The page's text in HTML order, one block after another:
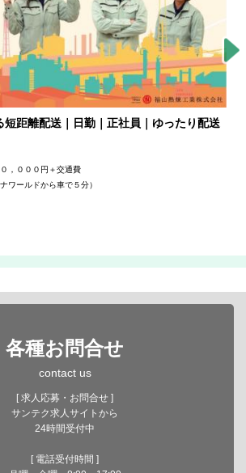
短距離配送｜日勤｜正社員｜ゆったり配送
，０００円＋交通費
ワールドから車で５分）
各種お問合せ
contact us
[ 求人応募・お問合せ ]
サンテク求人サイトから
24時間受付中
[ 電話受付時間 ]